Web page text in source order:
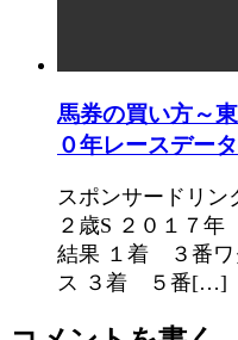
馬券の買い方～
０年レースデータ
スポンサードリ
２歳S ２０１７
結果 １着 ３番ワ
ス ３着 ５番[…]